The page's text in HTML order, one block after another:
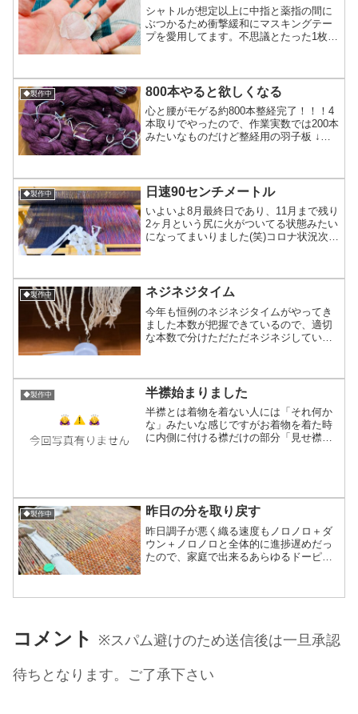
シャトルが想定以上に中指と薬指の間に
ぶつかるため衝撃緩和にマスキングテー
プを愛用してます。不思議とたった1枚貼
ベスト1！昼、...
◆製作中 800本やると欲しくなる
心と腰がモゲる約800本整経完了！！！4
本取りでやったので、作業実数では200本
みたいなものだけど整経用の羽子板 ↓稲
ました(笑)4,000円くらいの物なので買っ
ておい...
◆製作中 日速90センチメートル
いよいよ8月最終日であり、11月まで残り
2ヶ月という尻に火がついてる状態みたい
になってまいりました(笑)コロナ状況次第
っ！・ツートン赤Ver×3本 ←今織って
る・足跡×...
◆製作中 ネジネジタイム
今年も恒例のネジネジタイムがやってき
ました本数が把握できているので、適切
な本数で分けただただネジネジしていく
て皆に感謝しなくては！ 今日は大判のス
トールの片方と、ミニマ...
◆製作中 半襟始まりました
半襟とは着物を着ない人には「それ何か
な」みたいな感じですがお着物を着た時
に内側に付ける襟だけの部分「見せ襟」
◆製作中 昨日の分を取り戻す
昨日調子が悪く織る速度もノロノロ＋ダ
ウン＋ノロノロと全体的に進捗遅めだっ
たので、家庭で出来るあらゆるドーピン
で2本目と3本目の織り終了しました。残
コメント ※スパム避けのため送信後は一旦承認
待ちとなります。ご了承下さい